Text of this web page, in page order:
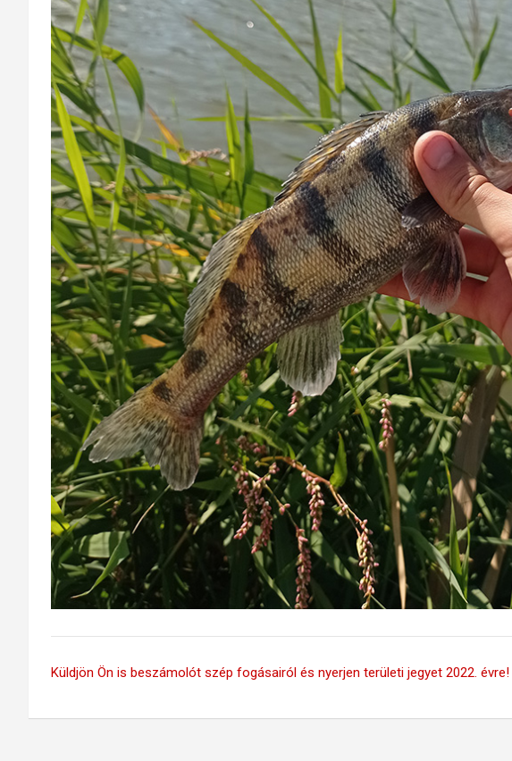
Küldjön Ön is beszámolót szép fogásairól és nyerjen területi jegyet 2022.